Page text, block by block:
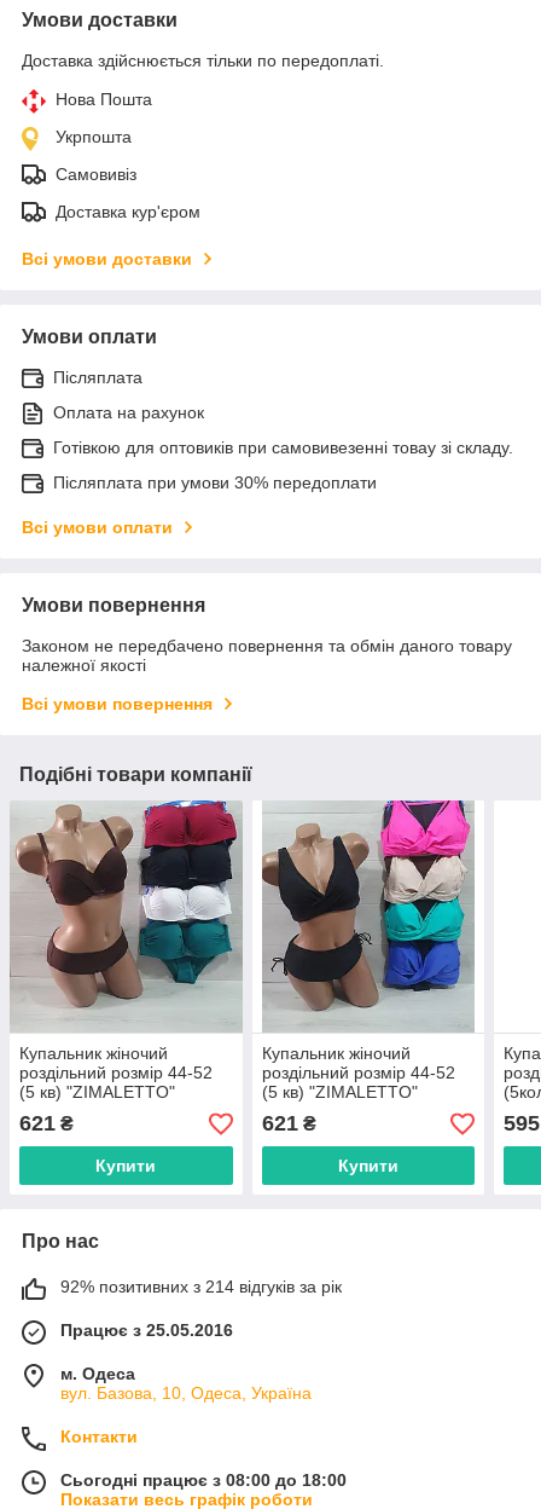
Умови доставки
Доставка здійснюється тільки по передоплаті.
Нова Пошта
Укрпошта
Самовивіз
Доставка кур'єром
Всі умови доставки
Умови оплати
Післяплата
Оплата на рахунок
Готівкою для оптовиків при самовивезенні товау зі складу.
Післяплата при умови 30% передоплати
Всі умови оплати
Умови повернення
Законом не передбачено повернення та обмін даного товару
належної якості
Всі умови повернення
Подібні товари компанії
Купальник жіночий
роздільний розмір 44-52
(5 кв) "ZIMALETTO"
недорого від прямого
постачальника
621 ₴
Купити
Купальник жіночий
роздільний розмір 44-52
(5 кв) "ZIMALETTO"
недорого від прямого
постачальника
621₴
Купити
595
Про нас
92% позитивних з 214 відгуків за рік
Працює з 25.05.2016
м. Одеса
вул. Базова, 10, Одеса, Україна
Контакти
Сьогодні працює з 08:00 до 18:00
Показати весь графік роботи